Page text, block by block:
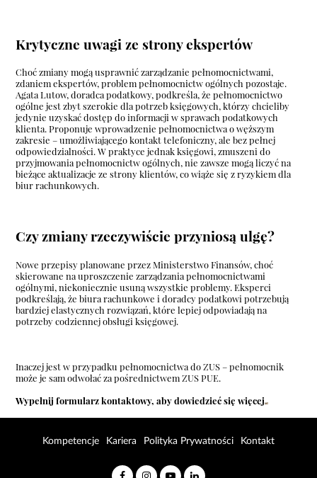
Krytyczne uwagi ze strony ekspertów
Choć zmiany mogą usprawnić zarządzanie pełnomocnictwami,
zdaniem ekspertów, problem pełnomocnictw ogólnych pozostaje.
Agata Lutow, doradca podatkowy, podkreśla, że pełnomocnictwo
ogólne jest zbyt szerokie dla potrzeb księgowych, którzy chcieliby
jedynie uzyskać dostęp do informacji w sprawach podatkowych
klienta. Proponuje wprowadzenie pełnomocnictwa o węższym
zakresie – umożliwiającego kontakt telefoniczny, ale bez pełnej
odpowiedzialności. W praktyce jednak księgowi, zmuszeni do
przyjmowania pełnomocnictw ogólnych, nie zawsze mogą liczyć na
bieżące aktualizacje ze strony klientów, co wiąże się z ryzykiem dla
biur rachunkowych.
Czy zmiany rzeczywiście przyniosą ulgę?
Nowe przepisy planowane przez Ministerstwo Finansów, choć
skierowane na uproszczenie zarządzania pełnomocnictwami
ogólnymi, niekoniecznie usuną wszystkie problemy. Eksperci
podkreślają, że biura rachunkowe i doradcy podatkowi potrzebują
bardziej elastycznych rozwiązań, które lepiej odpowiadają na
potrzeby codziennej obsługi księgowej.
Inaczej jest w przypadku pełnomocnictwa do ZUS – pełnomocnik
może je sam odwołać za pośrednictwemZUS PUE.
Wypełnijformularz kontaktowy, aby dowiedzieć się więcej
Kompetencje Kariera Polityka Prywatności Kontakt